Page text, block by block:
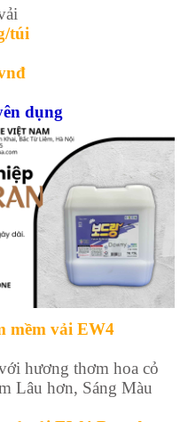
túi
dụng
mềm vải EW4
hương thơm hoa cỏ
Lâu hơn, Sáng Màu